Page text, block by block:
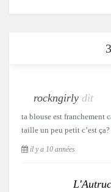
rockngirly dit
ta blouse est franchement
taille un peu petit c’est ça?
il y a 10 années